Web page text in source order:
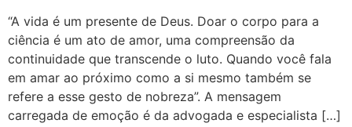
“A vida é um presente de Deus. Doar o corpo para a
ciência é um ato de amor, uma compreensão da
continuidade que transcende o luto. Quando você fala
em amar ao próximo como a si mesmo também se
refere a esse gesto de nobreza”. A mensagem
carregada de emoção é da advogada e especialista […]